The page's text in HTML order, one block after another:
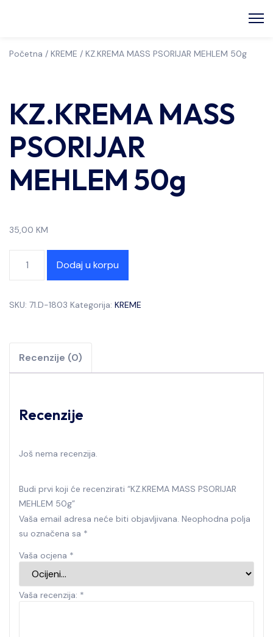
Početna / KREME / KZ.KREMA MASS PSORIJAR MEHLEM 50g
KZ.KREMA MASS
PSORIJAR
MEHLEM 50g
35,00 KM
Dodaj u korpu
SKU: 71.D-1803 Kategorija: KREME
Recenzije (0)
Recenzije
Još nema recenzija.
Budi prvi koji će recenzirati “KZ.KREMA MASS PSORIJAR
MEHLEM 50g”
Vaša email adresa neće biti objavljivana. Neophodna polja
su označena sa *
Vaša ocjena *
Vaša recenzija: *